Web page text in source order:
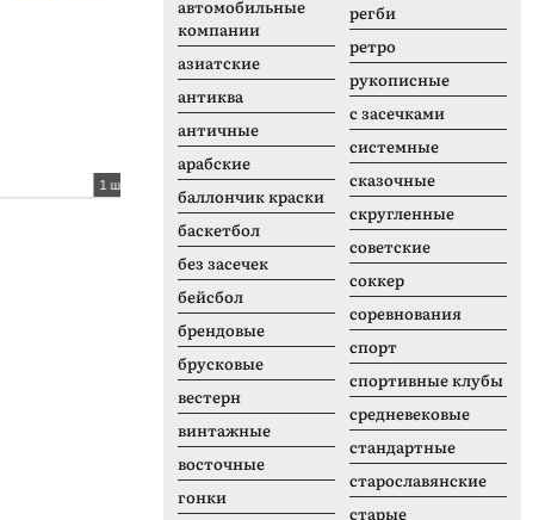
1 шрифтов
Платный шрифт
1 шрифтов
Vientiane
автомобильные
компании
азиатские
антиква
античные
арабские
баллончик краски
баскетбол
без засечек
бейсбол
брендовые
брусковые
вестерн
винтажные
восточные
гонки
регби
ретро
рукописные
с засечками
системные
сказочные
скругленные
советские
соккер
соревнования
спорт
спортивные клубы
средневековые
стандартные
старославянские
старые